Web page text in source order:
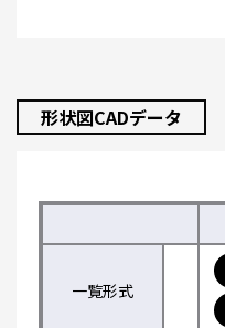
形状図CADデータ
一覧形式